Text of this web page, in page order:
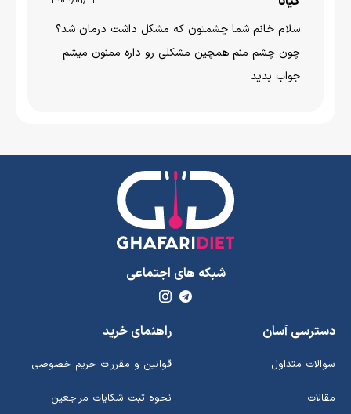
سلام خانم شما چشمتون که مشکل داشت درمان شد؟
چون چشم منم همچین مشکلی رو داره ممنون میشم
جواب بدید
شبکه های اجتماعی
دسترسی آسان
سوالات متداول
مقالات
راهنمای خرید
قوانین و مقررات حریم خصوصی
نحوه ثبت شکایات مراجعین